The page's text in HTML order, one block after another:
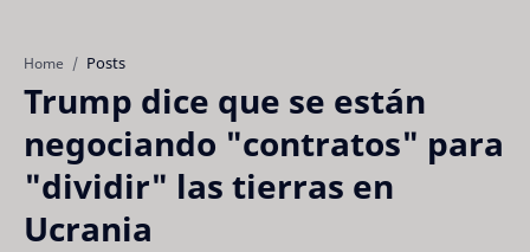
Home Posts
Trump dice que se están
negociando "contratos" para
"dividir" las tierras en
Ucrania